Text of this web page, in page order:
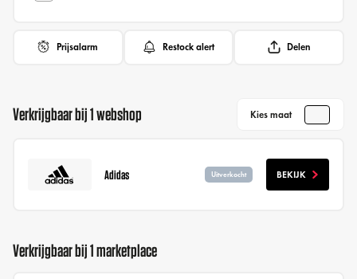
Prijsalarm Restock alert Delen
Verkrijgbaar bij 1 webshop Kies maat
Adidas Uitverkocht BEKIJK
Verkrijgbaar bij 1 marketplace